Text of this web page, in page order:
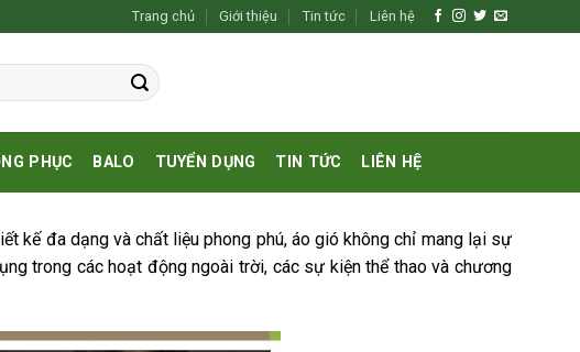
Trang chủ Giới thiệu Tin tức Liên hệ
PHỤC BALO TUYỂN DỤNG TIN TỨC LIÊN HỆ
kế đa dạng và chất liệu phong phú, áo gió không chỉ mang lại sự
trong các hoạt động ngoài trời, các sự kiện thể thao và chương